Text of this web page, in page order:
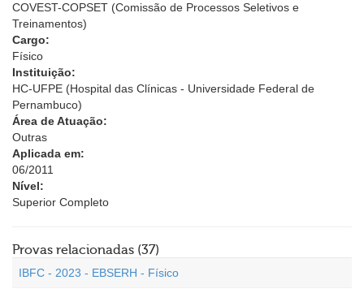
COVEST-COPSET (Comissão de Processos Seletivos e
Treinamentos)
Cargo:
Físico
Instituição:
HC-UFPE (Hospital das Clínicas - Universidade Federal de
Pernambuco)
Área de Atuação:
Outras
Aplicada em:
06/2011
Nível:
Superior Completo
Provas relacionadas (37)
IBFC - 2023 - EBSERH - Físico